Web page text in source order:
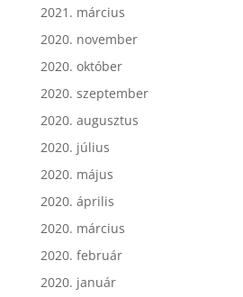
2021. március
2020. november
2020. október
2020. szeptember
2020. augusztus
2020. július
2020. május
2020. április
2020. március
2020. február
2020. január